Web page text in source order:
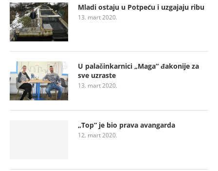
Mladi ostaju u Potpeću i uzgajaju ribu
13. mart 2020.
U palačinkarnici „Maga“ đakonije za
sve uzraste
13. mart 2020.
„Top“ je bio prava avangarda
12. mart 2020.